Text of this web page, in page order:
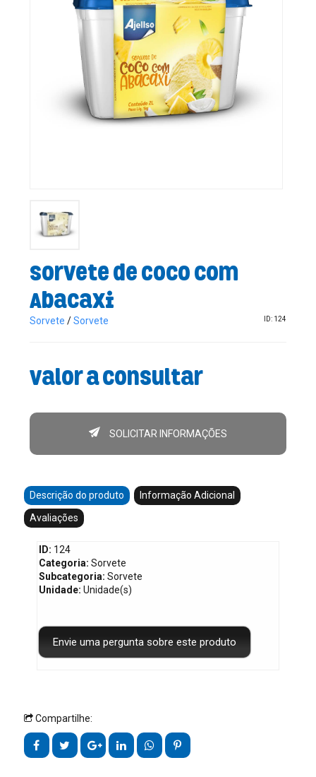
Sorvete de Coco com
Abacaxi
Sorvete /Sorvete ID: 124
Valor a consultar
SOLICITAR INFORMAÇÕES
Descrição do produto
Informação Adicional
Avaliações
ID: 124
Categoria: Sorvete
Subcategoria: Sorvete
Unidade: Unidade(s)
Compartilhe: